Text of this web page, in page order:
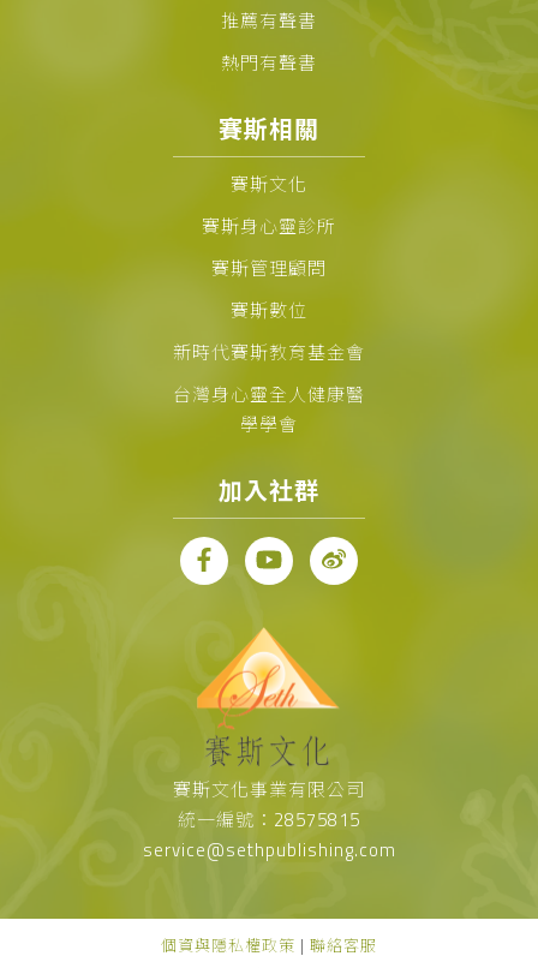
推薦有聲書
熱門有聲書
賽斯相關
賽斯文化
賽斯身心靈診所
賽斯管理顧問
賽斯數位
新時代賽斯教育基金會
台灣身心靈全人健康醫
學學會
加入社群
賽斯文化事業有限公司
統一編號：28575815
service@sethpublishing.com
個資與隱私權政策 | 聯絡客服